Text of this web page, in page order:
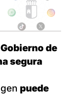
Gobierno de
segura
puede